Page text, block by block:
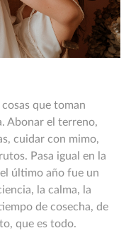
que toman
Abonar el terreno,
cuidar con mimo,
Pasa igual en la
último año fue un
la calma, la
de cosecha, de
que es todo.